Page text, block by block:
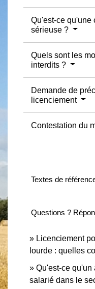
Qu'est-ce qu'une
sérieuse ?
Quels sont les
interdits ?
Demande de
licenciement
Contestation du
Textes de
Questions ?
Licenciement
lourde : quelles
Qu'est-ce qu'un
salarié dans le